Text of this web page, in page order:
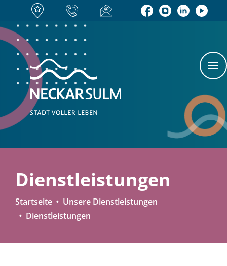
Dienstleistungen
Startseite
Unsere Dienstleistungen
Dienstleistungen